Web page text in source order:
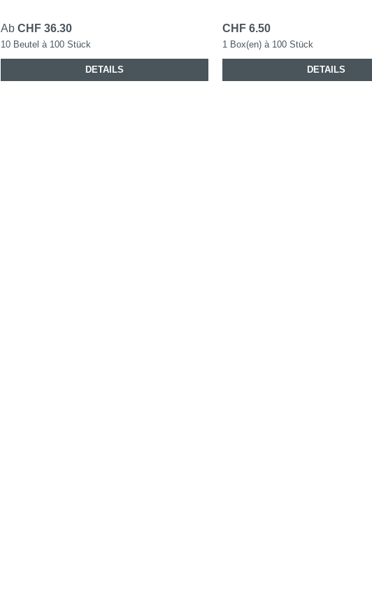
Ab CHF 36.30
10 Beutel à 100 Stück
DETAILS
CHF 6.50
1 Box(en) à 100 Stück
DETAILS